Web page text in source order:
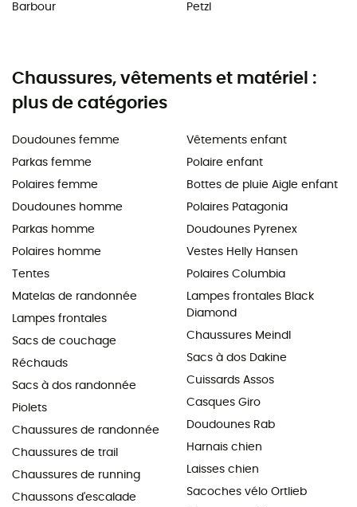
Barbour
Petzl
Chaussures, vêtements et matériel :
plus de catégories
Doudounes femme
Parkas femme
Polaires femme
Doudounes homme
Parkas homme
Polaires homme
Tentes
Matelas de randonnée
Lampes frontales
Sacs de couchage
Réchauds
Sacs à dos randonnée
Piolets
Chaussures de randonnée
Chaussures de trail
Chaussures de running
Chaussons d'escalade
Vêtements enfant
Polaire enfant
Bottes de pluie Aigle enfant
Polaires Patagonia
Doudounes Pyrenex
Vestes Helly Hansen
Polaires Columbia
Lampes frontales Black
Diamond
Chaussures Meindl
Sacs à dos Dakine
Cuissards Assos
Casques Giro
Doudounes Rab
Harnais chien
Laisses chien
Sacoches vélo Ortlieb